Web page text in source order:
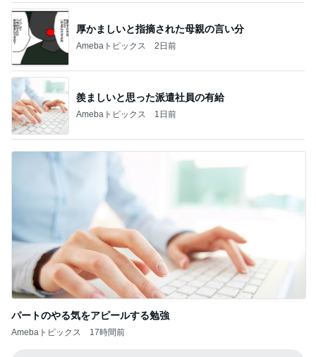
厚かましいと指摘された母親の言い分
Amebaトピックス 2日前
羨ましいと思った派遣社員の有給
Amebaトピックス 1日前
パートのやる気をアピールする勉強
Amebaトピックス 17時間前